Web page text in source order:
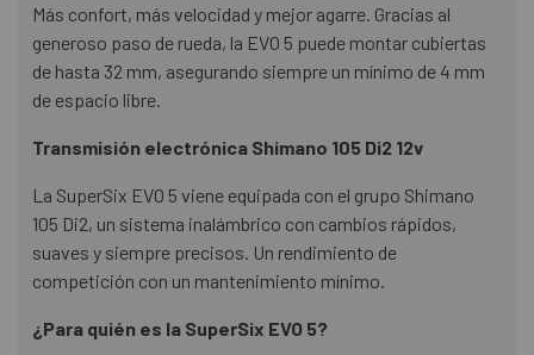
Más confort, más velocidad y mejor agarre. Gracias al
generoso paso de rueda, la EVO 5 puede montar cubiertas
de hasta 32 mm, asegurando siempre un mínimo de 4 mm
de espacio libre.
Transmisión electrónica Shimano 105 Di2 12v
La SuperSix EVO 5 viene equipada con el grupo Shimano
105 Di2, un sistema inalámbrico con cambios rápidos,
suaves y siempre precisos. Un rendimiento de
competición con un mantenimiento mínimo.
¿Para quién es la SuperSix EVO 5?